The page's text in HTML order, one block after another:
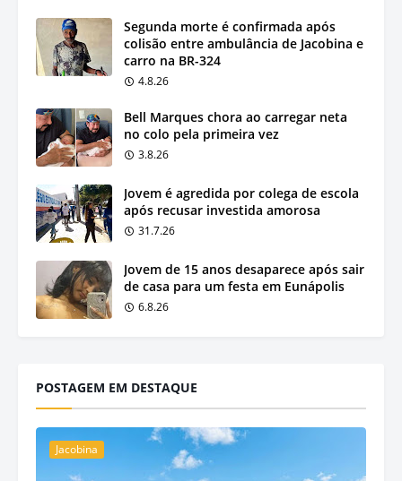
Segunda morte é confirmada após
colisão entre ambulância de Jacobina e
carro na BR-324
4.8.26
Bell Marques chora ao carregar neta
no colo pela primeira vez
3.8.26
Jovem é agredida por colega de escola
após recusar investida amorosa
31.7.26
Jovem de 15 anos desaparece após sair
de casa para um festa em Eunápolis
6.8.26
POSTAGEM EM DESTAQUE
Jacobina